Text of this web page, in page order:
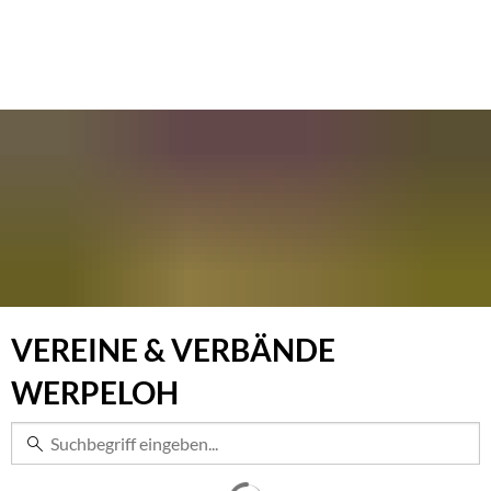
Werpeloh
VEREINE & VERBÄNDE
WERPELOH